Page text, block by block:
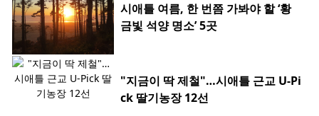
시애틀 여름, 한 번쯤 가봐야 할 ‘황
금빛 석양 명소’ 5곳
"지금이 딱 제철"…시애틀 근교 U-Pi
ck 딸기농장 12선